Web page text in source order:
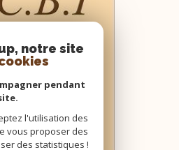
notre site
pendant
l'utilisation des
vous proposer des
des statistiques !